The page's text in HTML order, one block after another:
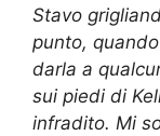
Stavo
punto,
darla a
sui piedi di
infradito. Mi